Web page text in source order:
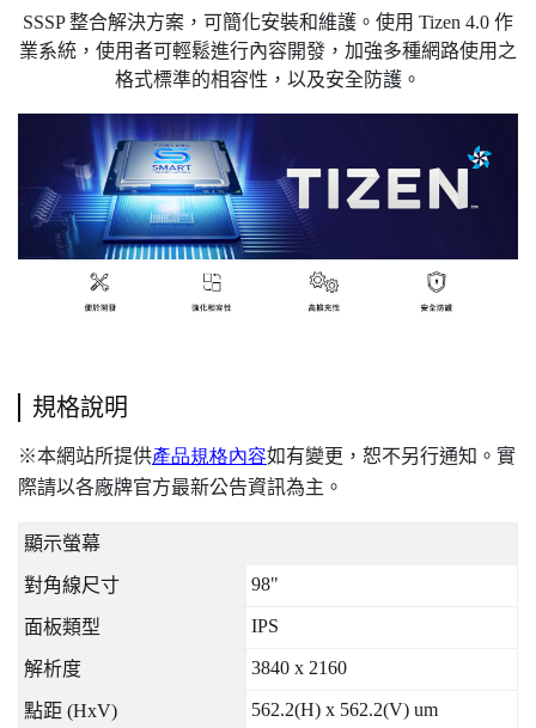
SSSP 整合解決方案，可簡化安裝和維護。使用 Tizen 4.0 作
業系統，使用者可輕鬆進行內容開發，加強多種網路使用之
格式標準的相容性，以及安全防護。
規格說明
※本網站所提供產品規格內容如有變更，恕不另行通知。實
際請以各廠牌官方最新公告資訊為主。
顯示螢幕
對角線尺寸 98"
面板類型 IPS
解析度 3840 x 2160
點距 (HxV) 562.2(H) x 562.2(V) um